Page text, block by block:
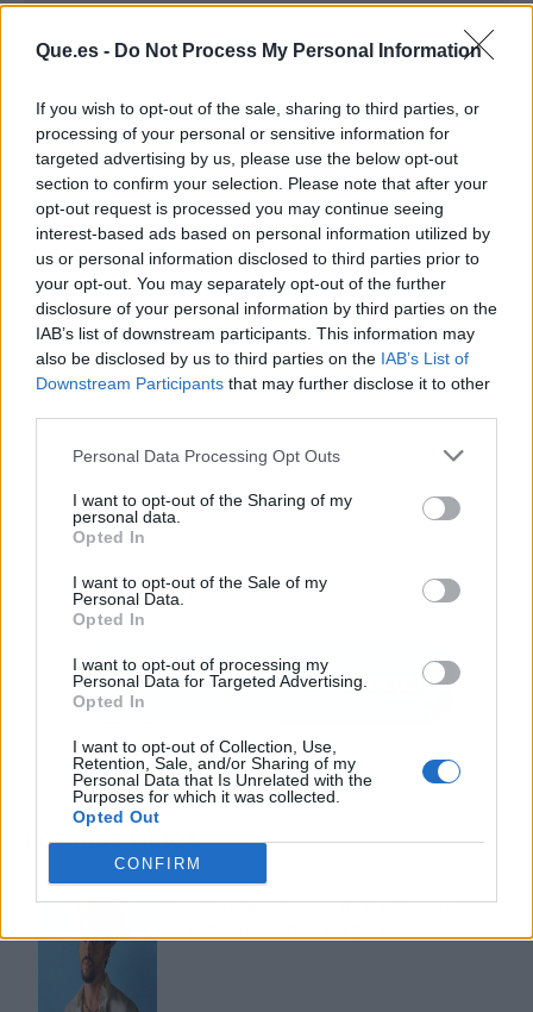
Que.es - Do Not Process My Personal Information
If you wish to opt-out of the sale, sharing to third parties, or
processing of your personal or sensitive information for
targeted advertising by us, please use the below opt-out
section to confirm your selection. Please note that after your
opt-out request is processed you may continue seeing
interest-based ads based on personal information utilized by
us or personal information disclosed to third parties prior to
your opt-out. You may separately opt-out of the further
disclosure of your personal information by third parties on the
IAB’s list of downstream participants. This information may
also be disclosed by us to third parties on the IAB’s List of
Downstream Participants that may further disclose it to other
Personal Data Processing Opt Outs
I want to opt-out of the Sharing of my
personal data.
Opted In
I want to opt-out of the Sale of my
Personal Data.
Opted In
I want to opt-out of processing my
Personal Data for Targeted Advertising.
Opted In
I want to opt-out of Collection, Use,
Retention, Sale, and/or Sharing of my
Personal Data that Is Unrelated with the
Purposes for which it was collected.
Opted Out
CONFIRM
Publicidad
Los más vistos
Los 7 mejores discos de Bad Bunny,